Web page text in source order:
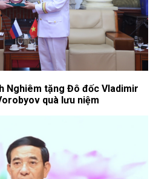
Nghiêm tặng Đô đốc Vladimir
quà lưu niệm